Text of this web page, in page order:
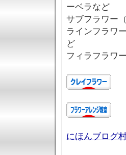
ーベラなど
サブフラワー
ラインフラワ
ど
フィラフラワ
にほんブログ